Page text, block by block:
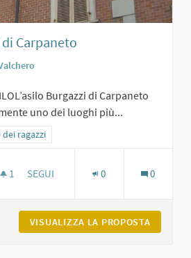
Carpaneto
Burgazzi di Carpaneto
uno dei luoghi più...
I luoghi dei giovani e dei ragazzi
ragazzi
1 1 SOSTENITORI
SEGUI 0 0
VISUALIZZA LA PROPOSTA